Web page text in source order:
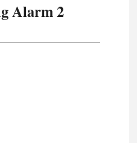
Alarm 2